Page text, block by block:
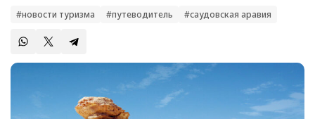
#новости туризма #путеводитель #саудовская аравия